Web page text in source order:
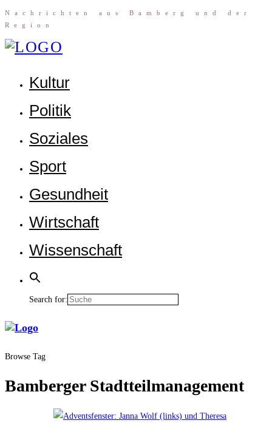
Nach­rich­ten aus Bam­berg und der
Region
Kul­tur
Poli­tik
Sozia­les
Sport
Gesund­heit
Wirt­schaft
Wis­sen­schaft
Search for:
Browse Tag
Bamberger Stadtteilmanagement